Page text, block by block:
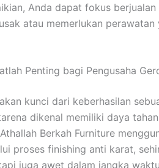
Anda dapat fokus berjualan
atau memerlukan perawatan
Penting bagi Pengusaha
kunci dari keberhasilan
dikenal memiliki daya
Berkah Furniture
proses finishing anti karat,
juga awet dalam jangka